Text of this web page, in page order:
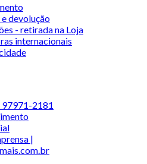
devolução
- retirada na Loja
internacionais
2181
|